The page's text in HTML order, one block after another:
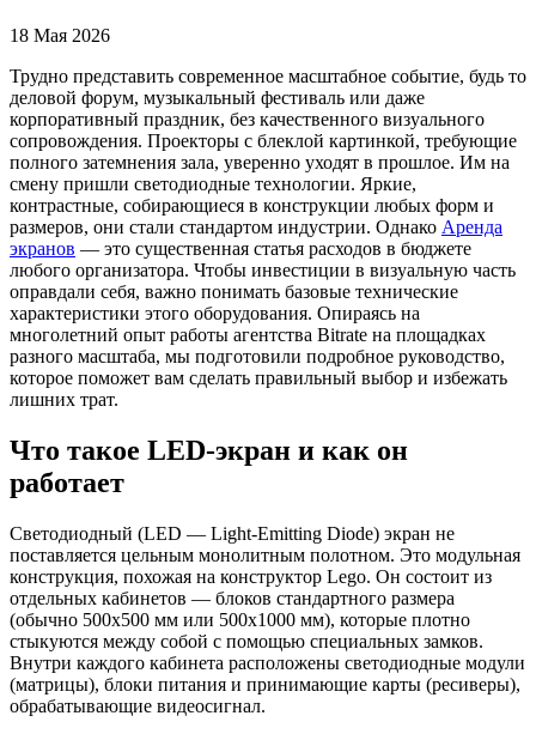
18 Мая 2026
Трудно представить современное масштабное событие, будь то
деловой форум, музыкальный фестиваль или даже
корпоративный праздник, без качественного визуального
сопровождения. Проекторы с блеклой картинкой, требующие
полного затемнения зала, уверенно уходят в прошлое. Им на
смену пришли светодиодные технологии. Яркие,
контрастные, собирающиеся в конструкции любых форм и
размеров, они стали стандартом индустрии. Однако Аренда
экранов — это существенная статья расходов в бюджете
любого организатора. Чтобы инвестиции в визуальную часть
оправдали себя, важно понимать базовые технические
характеристики этого оборудования. Опираясь на
многолетний опыт работы агентства Bitrate на площадках
разного масштаба, мы подготовили подробное руководство,
которое поможет вам сделать правильный выбор и избежать
лишних трат.
Что такое LED-экран и как он
работает
Светодиодный (LED — Light-Emitting Diode) экран не
поставляется цельным монолитным полотном. Это модульная
конструкция, похожая на конструктор Lego. Он состоит из
отдельных кабинетов — блоков стандартного размера
(обычно 500х500 мм или 500х1000 мм), которые плотно
стыкуются между собой с помощью специальных замков.
Внутри каждого кабинета расположены светодиодные модули
(матрицы), блоки питания и принимающие карты (ресиверы),
обрабатывающие видеосигнал.